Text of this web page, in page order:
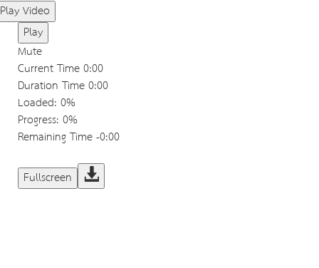
Play Video
Play
Mute
Current Time0:00
Duration Time0:00
Loaded: 0%
Progress: 0%
Remaining Time-0:00
Fullscreen